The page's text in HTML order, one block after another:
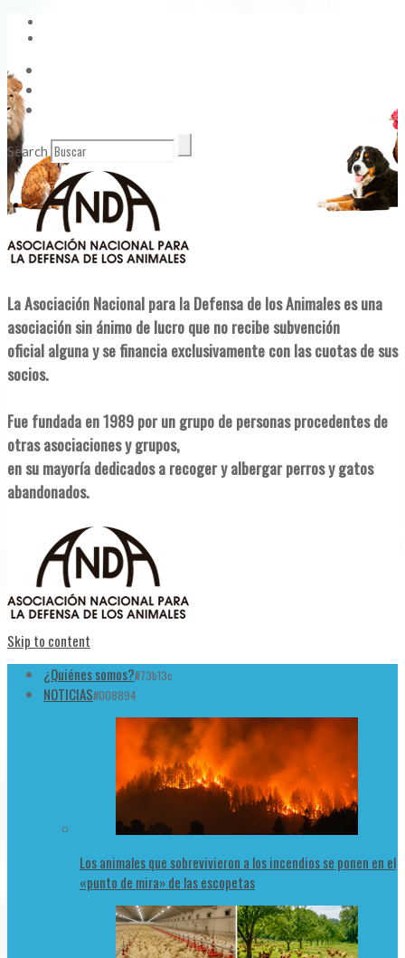
Search
La Asociación Nacional para la Defensa de los Animales es una
asociación sin ánimo de lucro que no recibe subvención
oficial alguna y se financia exclusivamente con las cuotas de sus
socios.
Fue fundada en 1989 por un grupo de personas procedentes de
otras asociaciones y grupos,
en su mayoría dedicados a recoger y albergar perros y gatos
abandonados.
Skip to content
¿Quiénes somos?#73b13c
NOTICIAS#008894
Los animales que sobrevivieron a los incendios se ponen en el
«punto de mira» de las escopetas